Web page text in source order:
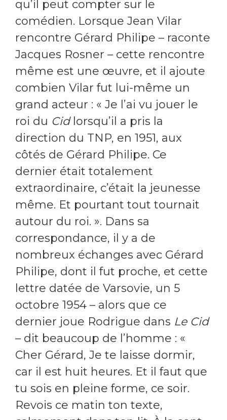
qu’il peut compter sur le
comédien. Lorsque Jean Vilar
rencontre Gérard Philipe – raconte
Jacques Rosner – cette rencontre
même est une œuvre, et il ajoute
combien Vilar fut lui-même un
grand acteur : « Je l’ai vu jouer le
roi du Cidlorsqu’il a pris la
direction du TNP, en 1951, aux
côtés de Gérard Philipe. Ce
dernier était totalement
extraordinaire, c’était la jeunesse
même. Et pourtant tout tournait
autour du roi. ». Dans sa
correspondance, il y a de
nombreux échanges avec Gérard
Philipe, dont il fut proche, et cette
lettre datée de Varsovie, un 5
octobre 1954 – alors que ce
dernier joue Rodrigue dans Le Cid
– dit beaucoup de l’homme : «
Cher Gérard, Je te laisse dormir,
car il est huit heures. Et il faut que
tu sois en pleine forme, ce soir.
Revois ce matin ton texte,